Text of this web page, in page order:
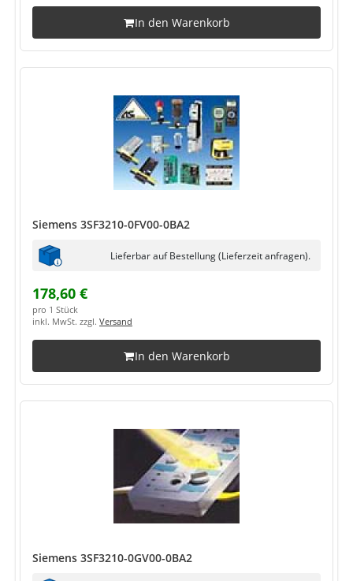
In den Warenkorb
Siemens 3SF3210-0FV00-0BA2
Lieferbar auf Bestellung (Lieferzeit anfragen).
178,60 €
pro 1 Stück
inkl. MwSt. zzgl. Versand
In den Warenkorb
Siemens 3SF3210-0GV00-0BA2